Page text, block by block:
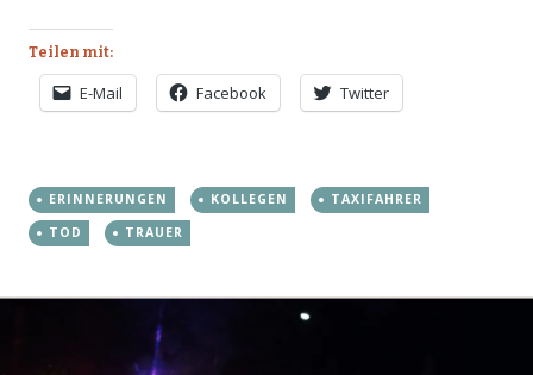
Teilen mit:
E-Mail Facebook Twitter
ERINNERUNGEN KOLLEGEN
TAXIFAHRER
TOD
TRAUER